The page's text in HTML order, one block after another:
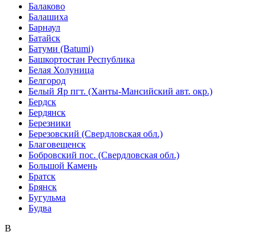
Балаково
Балашиха
Барнаул
Батайск
Батуми (Batumi)
Башкортостан Республика
Белая Холуница
Белгород
Белый Яр пгт. (Ханты-Мансийский авт. окр.)
Бердск
Бердянск
Березники
Березовский (Свердловская обл.)
Благовещенск
Бобровский пос. (Свердловская обл.)
Большой Камень
Братск
Брянск
Бугульма
Будва
В